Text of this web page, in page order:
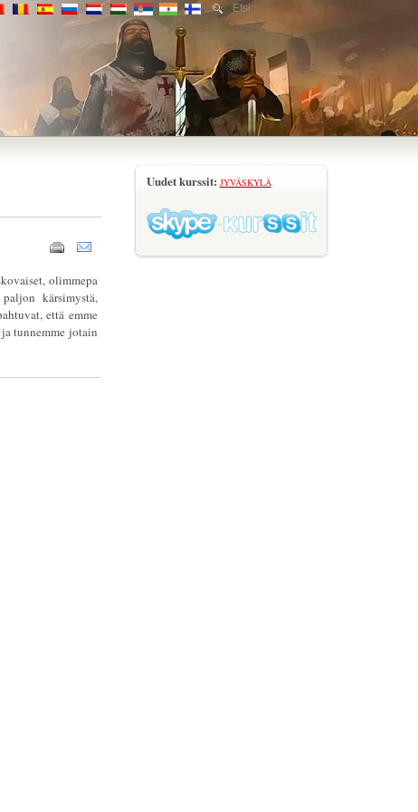
olimmepa
kärsimystä,
että emme
tunnemme jotain
Uudet kurssit: JYVÄSKYLÄ